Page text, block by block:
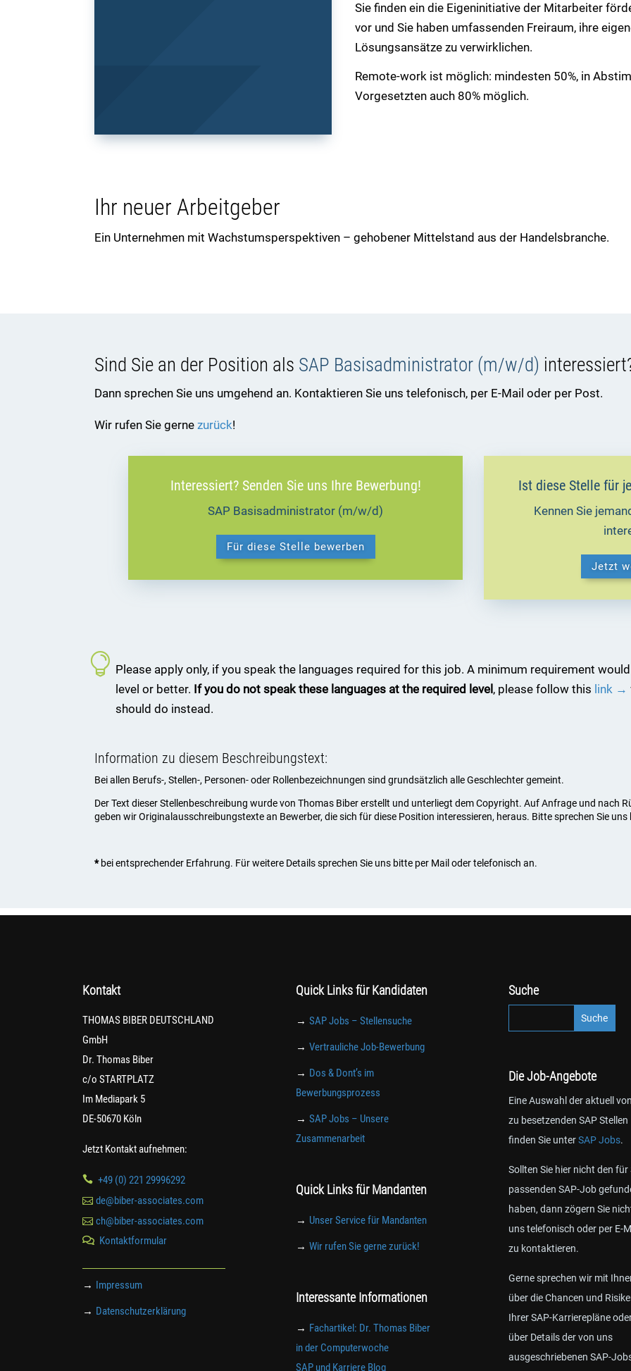
Sie finden ein die Eigeninitiative der Mitarbeiter
vor und Sie haben umfassenden Freiraum, ihre
Lösungsansätze zu verwirklichen.
Remote-work ist möglich: mindesten 50%, in
Vorgesetzten auch 80% möglich.
Ihr neuer Arbeitgeber
Ein Unternehmen mit Wachstumsperspektiven – gehobener Mittelstand aus der Handelsbranche.
Sind Sie an der Position als SAP Basisadministrator (m/w/d)
Dann sprechen Sie uns umgehend an. Kontaktieren Sie uns telefonisch, per E-Mail oder per Post.
Wir rufen Sie gernezurück!
Interessiert? Senden Sie uns Ihre Bewerbung!
SAP Basisadministrator (m/w/d)
Für diese Stelle bewerben
Ist diese Stelle für
Kennen Sie
Jetzt
Please apply only, if you speak the languages required for this job. A minimum requirement
level or better. If you do not speak these languages at the required level , please follow this link →
should do instead.
Information zu diesem Beschreibungstext:
Bei allen Berufs-, Stellen-, Personen- oder Rollenbezeichnungen sind grundsätzlich alle Geschlechter gemeint.
Der Text dieser Stellenbeschreibung wurde von Thomas Biber erstellt und unterliegt dem Copyright. Auf Anfrage und nach
geben wir Originalausschreibungstexte an Bewerber, die sich für diese Position interessieren, heraus. Bitte sprechen Sie uns
* bei entsprechender Erfahrung. Für weitere Details sprechen Sie uns bitte per Mail oder telefonisch an.
Kontakt
THOMAS BIBER DEUTSCHLAND
GmbH
Dr. Thomas Biber
c/o STARTPLATZ
Im Mediapark 5
DE-50670 Köln
Jetzt Kontakt aufnehmen:
 +49 (0) 221 29996292
de@biber-associates.com
ch@biber-associates.com
 Kontaktformular
→ Impressum
→ Datenschutzerklärung
Quick Links für Kandidaten
→ SAP Jobs – Stellensuche
→ Vertrauliche Job-Bewerbung
→ Dos & Dont’s im
Bewerbungsprozess
→ SAP Jobs – Unsere
Zusammenarbeit
Quick Links für Mandanten
→ Unser Service für Mandanten
→ Wir rufen Sie gerne zurück!
Interessante Informationen
→ Fachartikel: Dr. Thomas Biber
in der Computerwoche
SAP und Karriere Blog
Suche
Die Job-Angebote
Eine Auswahl der aktuell
zu besetzenden SAP Stellen
finden Sie unterSAP Jobs.
Sollten Sie hier nicht den für
passenden SAP-Job
haben, dann zögern Sie
uns telefonisch oder per E-
zu kontaktieren.
Gerne sprechen wir mit
über die Chancen und
Ihrer SAP-Karrierepläne
über Details der von uns
ausgeschriebenen SAP-